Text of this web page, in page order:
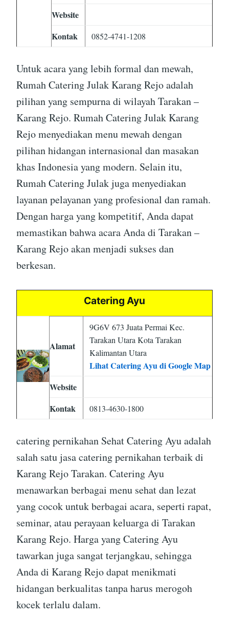
Website
Kontak
0852-4741-1208
Untuk acara yang lebih formal dan mewah,
Rumah Catering Julak Karang Rejo adalah
pilihan yang sempurna di wilayah Tarakan –
Karang Rejo. Rumah Catering Julak Karang
Rejo menyediakan menu mewah dengan
pilihan hidangan internasional dan masakan
khas Indonesia yang modern. Selain itu,
Rumah Catering Julak juga menyediakan
layanan pelayanan yang profesional dan ramah.
Dengan harga yang kompetitif, Anda dapat
memastikan bahwa acara Anda di Tarakan –
Karang Rejo akan menjadi sukses dan
berkesan.
Catering Ayu
Alamat
9G6V 673 Juata Permai Kec.
Tarakan Utara Kota Tarakan
Kalimantan Utara
Lihat Catering Ayu di Google Map
Website
Kontak
0813-4630-1800
catering pernikahan Sehat Catering Ayu adalah
salah satu jasa catering pernikahan terbaik di
Karang Rejo Tarakan. Catering Ayu
menawarkan berbagai menu sehat dan lezat
yang cocok untuk berbagai acara, seperti rapat,
seminar, atau perayaan keluarga di Tarakan
Karang Rejo. Harga yang Catering Ayu
tawarkan juga sangat terjangkau, sehingga
Anda di Karang Rejo dapat menikmati
hidangan berkualitas tanpa harus merogoh
kocek terlalu dalam.